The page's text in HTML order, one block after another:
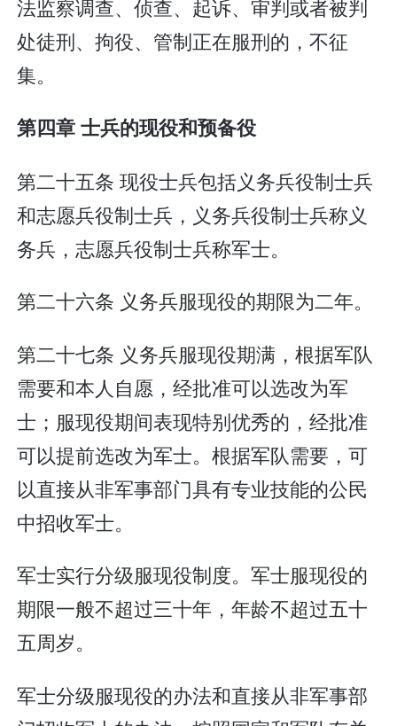
法监察调查、侦查、起诉、审判或者被判
处徒刑、拘役、管制正在服刑的，不征
集。
第四章 士兵的现役和预备役
第二十五条 现役士兵包括义务兵役制士兵
和志愿兵役制士兵，义务兵役制士兵称义
务兵，志愿兵役制士兵称军士。
第二十六条 义务兵服现役的期限为二年。
第二十七条 义务兵服现役期满，根据军队
需要和本人自愿，经批准可以选改为军
士；服现役期间表现特别优秀的，经批准
可以提前选改为军士。根据军队需要，可
以直接从非军事部门具有专业技能的公民
中招收军士。
军士实行分级服现役制度。军士服现役的
期限一般不超过三十年，年龄不超过五十
五周岁。
军士分级服现役的办法和直接从非军事部